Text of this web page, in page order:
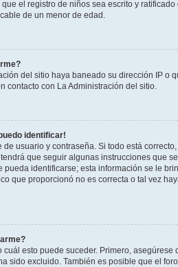
el registro de niños sea escrito y
de un menor de edad.
del sitio haya baneado su dirección IP
contacto con La Administración del sitio.
identificar!
de usuario y contraseña. Si todo está
que seguir algunas instrucciones que
pueda identificarse; esta información se le
que proporcionó no es correcta o tal vez
cuál esto puede suceder. Primero,
sido excluido. También es posible que el